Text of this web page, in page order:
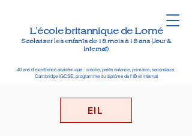
L'école britannique de Lomé
Scolariser les enfants de 18 mois à 18 ans (Jour &
Internat)
40 ans d'excellence académique : crèche, petite enfance, primaire, secondaire,
Cambridge IGCSE, programme du diplôme de l'IB et internat
EIL